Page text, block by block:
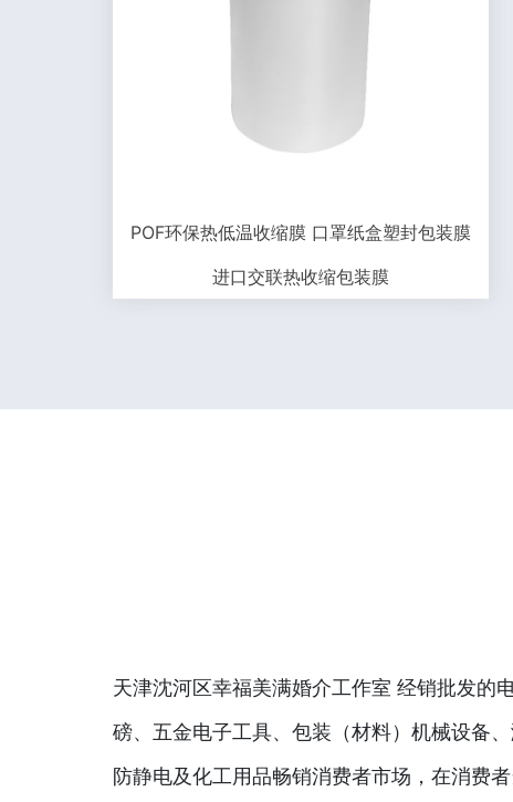
POF环保热低温收缩膜 口罩纸盒塑封包装膜
进口交联热收缩包装膜
天津沈河区幸福美满婚介工作室 经销批发的
磅、五金电子工具、包装（材料）机械设备、
防静电及化工用品畅销消费者市场，在消费